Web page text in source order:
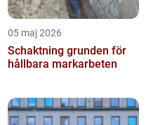
05 maj 2026
Schaktning grunden för
hållbara markarbeten